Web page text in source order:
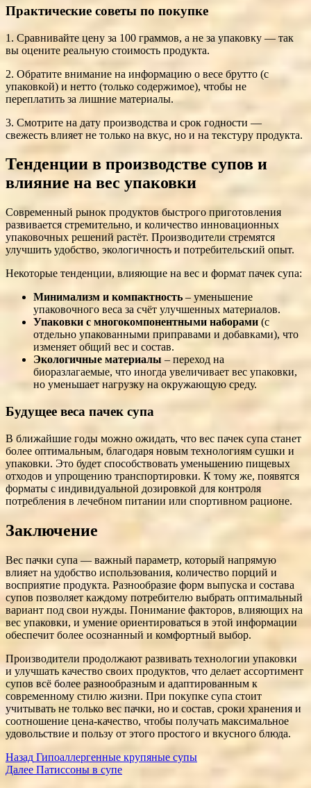
Практические советы по покупке
1. Сравнивайте цену за 100 граммов, а не за упаковку — так
вы оцените реальную стоимость продукта.
2. Обратите внимание на информацию о весе брутто (с
упаковкой) и нетто (только содержимое), чтобы не
переплатить за лишние материалы.
3. Смотрите на дату производства и срок годности —
свежесть влияет не только на вкус, но и на текстуру продукта.
Тенденции в производстве супов и
влияние на вес упаковки
Современный рынок продуктов быстрого приготовления
развивается стремительно, и количество инновационных
упаковочных решений растёт. Производители стремятся
улучшить удобство, экологичность и потребительский опыт.
Некоторые тенденции, влияющие на вес и формат пачек супа:
Минимализм и компактность– уменьшение
упаковочного веса за счёт улучшенных материалов.
Упаковки с многокомпонентными наборами (с
отдельно упакованными приправами и добавками), что
изменяет общий вес и состав.
Экологичные материалы – переход на
биоразлагаемые, что иногда увеличивает вес упаковки,
но уменьшает нагрузку на окружающую среду.
Будущее веса пачек супа
В ближайшие годы можно ожидать, что вес пачек супа станет
более оптимальным, благодаря новым технологиям сушки и
упаковки. Это будет способствовать уменьшению пищевых
отходов и упрощению транспортировки. К тому же, появятся
форматы с индивидуальной дозировкой для контроля
потребления в лечебном питании или спортивном рационе.
Заключение
Вес пачки супа — важный параметр, который напрямую
влияет на удобство использования, количество порций и
восприятие продукта. Разнообразие форм выпуска и состава
супов позволяет каждому потребителю выбрать оптимальный
вариант под свои нужды. Понимание факторов, влияющих на
вес упаковки, и умение ориентироваться в этой информации
обеспечит более осознанный и комфортный выбор.
Производители продолжают развивать технологии упаковки
и улучшать качество своих продуктов, что делает ассортимент
супов всё более разнообразным и адаптированным к
современному стилю жизни. При покупке супа стоит
учитывать не только вес пачки, но и состав, сроки хранения и
соотношение цена-качество, чтобы получать максимальное
удовольствие и пользу от этого простого и вкусного блюда.
Post
Navigation
Назад Гипоаллергенные крупяные супы
Далее Патиссоны в супе